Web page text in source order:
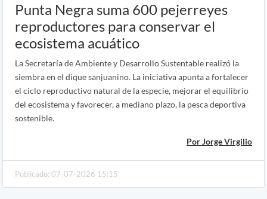
Punta Negra suma 600 pejerreyes
reproductores para conservar el
ecosistema acuático
La Secretaría de Ambiente y Desarrollo Sustentable realizó la
siembra en el dique sanjuanino. La iniciativa apunta a fortalecer
el ciclo reproductivo natural de la especie, mejorar el equilibrio
del ecosistema y favorecer, a mediano plazo, la pesca deportiva
sostenible.
Por Jorge Virgilio
Publicado: 07-07-2026 15:15